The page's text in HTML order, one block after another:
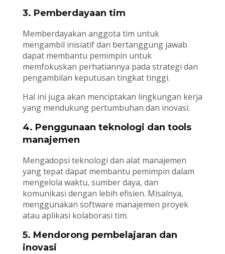
3. Pemberdayaan tim
Memberdayakan anggota tim untuk
mengambil inisiatif dan bertanggung jawab
dapat membantu pemimpin untuk
memfokuskan perhatiannya pada strategi dan
pengambilan keputusan tingkat tinggi.
Hal ini juga akan menciptakan lingkungan kerja
yang mendukung pertumbuhan dan inovasi.
4. Penggunaan teknologi dan tools
manajemen
Mengadopsi teknologi dan alat manajemen
yang tepat dapat membantu pemimpin dalam
mengelola waktu, sumber daya, dan
komunikasi dengan lebih efisien. Misalnya,
menggunakan software manajemen proyek
atau aplikasi kolaborasi tim.
5. Mendorong pembelajaran dan
inovasi